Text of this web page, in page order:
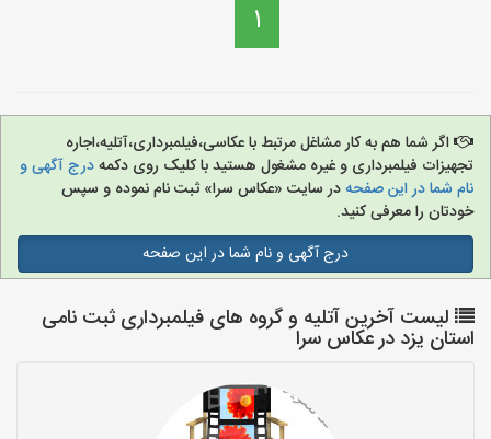
1
اگر شما هم به کار مشاغل مرتبط با عکاسی،فیلمبرداری،آتلیه،اجاره
تجهیزات فیلمبرداری و غیره مشغول هستید با کلیک روی دکمهدرج آگهی و
نام شما در این صفحهدر سایت «عکاس سرا» ثبت نام نموده و سپس
خودتان را معرفی کنید.
درج آگهی و نام شما در این صفحه
لیست آخرین آتلیه و گروه های فیلمبرداری ثبت نامی
استان یزد در عکاس سرا